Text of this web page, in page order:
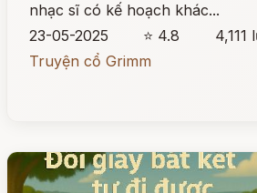
nhạc sĩ có kế hoạch khác...
23-05-2025
⭐ 4.8
4,111
Truyện cổ Grimm